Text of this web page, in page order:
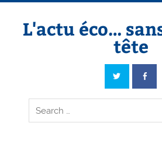
Skip
contentL'actu éco…
tête
L'actu éco… sans prise de tête